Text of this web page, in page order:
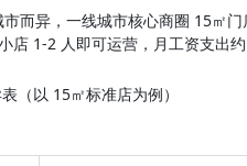
市而异，一线城市核心商圈 15㎡
店 1-2 人即可运营，月工资支出
（以 15㎡标准店为例）